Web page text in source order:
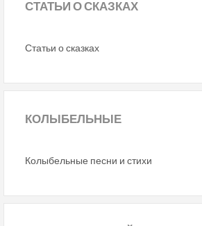
СТАТЬИО СКАЗКАХ
Статьи о сказках
КОЛЫБЕЛЬНЫЕ
Колыбельные песни и стихи